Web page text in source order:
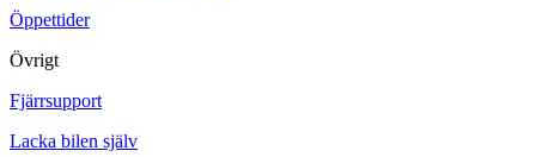
Öppettider
Övrigt
Fjärrsupport
Lacka bilen själv